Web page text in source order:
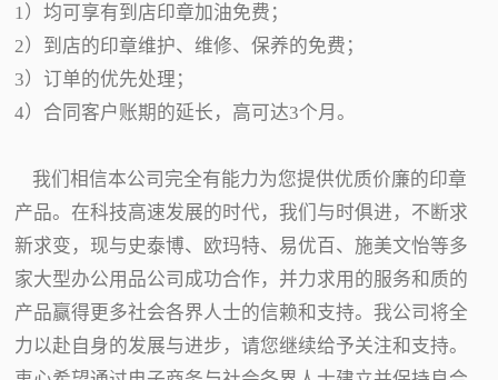
1）均可享有到店印章加油免费；
2）到店的印章维护、维修、保养的免费；
3）订单的优先处理；
4）合同客户账期的延长，高可达3个月。
我们相信本公司完全有能力为您提供优质价廉的印章
产品。在科技高速发展的时代，我们与时俱进，不断求
新求变，现与史泰博、欧玛特、易优百、施美文怡等多
家大型办公用品公司成功合作，并力求用的服务和质的
产品赢得更多社会各界人士的信赖和支持。我公司将全
力以赴自身的发展与进步，请您继续给予关注和支持。